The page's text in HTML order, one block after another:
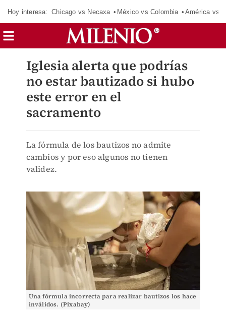
Hoy interesa: Chicago vs Necaxa México vs Colombia América vs
Iglesia alerta que podrías
no estar bautizado si hubo
este error en el
sacramento
La fórmula de los bautizos no admite
cambios y por eso algunos no tienen
validez.
Una fórmula incorrecta para realizar bautizos los hace
inválidos. (Pixabay)